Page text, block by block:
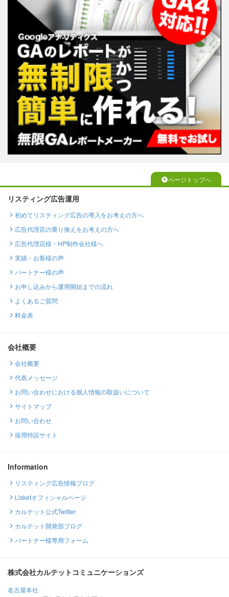
ページトップへ
リスティング広告運用
初めてリスティング広告の導入をお考えの方へ
広告代理店の乗り換えをお考えの方へ
広告代理店様・HP制作会社様へ
実績・お客様の声
パートナー様の声
お申し込みから運用開始までの流れ
よくあるご質問
料金表
会社概要
会社概要
代表メッセージ
お問い合わせにおける個人情報の取扱いについて
サイトマップ
お問い合わせ
採用特設サイト
Information
リスティング広告情報ブログ
Lisketオフィシャルページ
カルテット公式Twitter
カルテット開発部ブログ
パートナー様専用フォーム
株式会社カルテットコミュニケーションズ
名古屋本社